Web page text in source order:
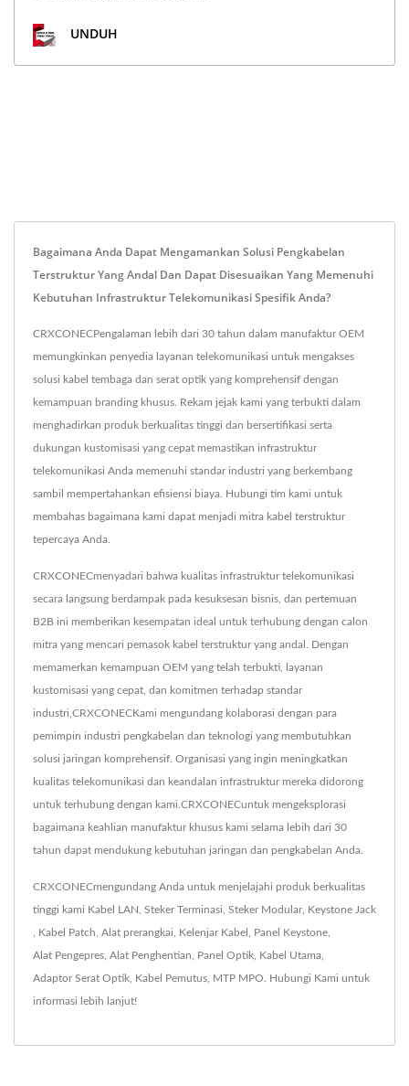
UNDUH
Bagaimana Anda Dapat Mengamankan Solusi Pengkabelan
Terstruktur Yang Andal Dan Dapat Disesuaikan Yang Memenuhi
Kebutuhan Infrastruktur Telekomunikasi Spesifik Anda?
CRXCONECPengalaman lebih dari 30 tahun dalam manufaktur OEM
memungkinkan penyedia layanan telekomunikasi untuk mengakses
solusi kabel tembaga dan serat optik yang komprehensif dengan
kemampuan branding khusus. Rekam jejak kami yang terbukti dalam
menghadirkan produk berkualitas tinggi dan bersertifikasi serta
dukungan kustomisasi yang cepat memastikan infrastruktur
telekomunikasi Anda memenuhi standar industri yang berkembang
sambil mempertahankan efisiensi biaya. Hubungi tim kami untuk
membahas bagaimana kami dapat menjadi mitra kabel terstruktur
tepercaya Anda.
CRXCONECmenyadari bahwa kualitas infrastruktur telekomunikasi
secara langsung berdampak pada kesuksesan bisnis, dan pertemuan
B2B ini memberikan kesempatan ideal untuk terhubung dengan calon
mitra yang mencari pemasok kabel terstruktur yang andal. Dengan
memamerkan kemampuan OEM yang telah terbukti, layanan
kustomisasi yang cepat, dan komitmen terhadap standar
industri,CRXCONECKami mengundang kolaborasi dengan para
pemimpin industri pengkabelan dan teknologi yang membutuhkan
solusi jaringan komprehensif. Organisasi yang ingin meningkatkan
kualitas telekomunikasi dan keandalan infrastruktur mereka didorong
untuk terhubung dengan kami.CRXCONECuntuk mengeksplorasi
bagaimana keahlian manufaktur khusus kami selama lebih dari 30
tahun dapat mendukung kebutuhan jaringan dan pengkabelan Anda.
CRXCONECmengundang Anda untuk menjelajahi produk berkualitas
tinggi kami Kabel LAN Steker Terminasi Steker Modular, Keystone Jack
Kabel Patch Alat prerangkai Kelenjar Kabel Panel Keystone
Alat Pengepres Alat Penghentian Panel Optik Kabel Utama
Adaptor Serat Optik Kabel Pemutus MTP MPO Hubungi Kami untuk
informasi lebih lanjut!